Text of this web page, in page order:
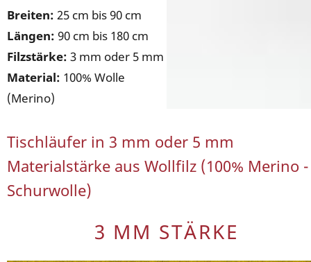
Breiten: 25 cm bis 90 cm
Längen: 90 cm bis 180 cm
Filzstärke: 3 mm oder 5 mm
Material: 100% Wolle
(Merino)
Tischläufer in 3 mm oder 5 mm
Materialstärke aus Wollfilz (100% Merino -
Schurwolle)
3 MM STÄRKE